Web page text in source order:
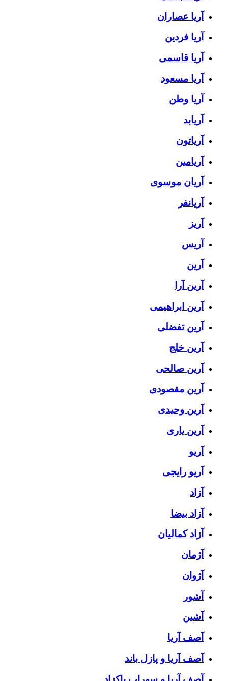
آریا عصاران
آریا فردین
آریا قاسمی
آریا مسعود
آریا وطن
آریابد
آریاتون
آریامین
آریان موسوی
آریانفر
آریز
آریس
آرین
آرین آرا
آرین ابراهیمی
آرین تفضلی
آرین خلج
آرین صالحی
آرین مقصودی
آرین وحیدی
آرین یاری
آریو
آریو رایجی
آزاد
آزاد بیضا
آزاد کمالیان
آژمان
آژوان
آشور
آشین
آصف آریا
آصف آریا و پازل باند